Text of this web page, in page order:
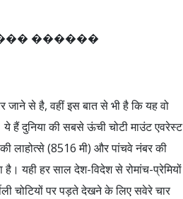
�� ������
से है, वहीं इस बात से भी है कि यह वो
दुनिया की सबसे ऊंची चोटी माउंट एवरेस्ट
लाहोत्से (8516 मी) और पांचवे नंबर की
यही हर साल देश-विदेश से रोमांच-प्रेमियों
चोटियों पर पड़ते देखने के लिए सवेरे चार